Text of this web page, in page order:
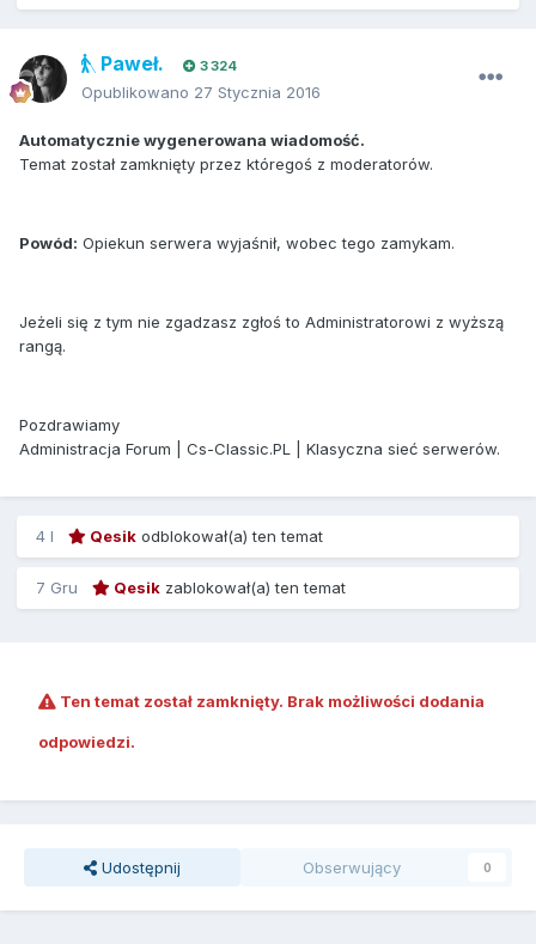
Paweł. 3 324
Opublikowano 27 Stycznia 2016
Automatycznie wygenerowana wiadomość.
Temat został zamknięty przez któregoś z moderatorów.
Powód: Opiekun serwera wyjaśnił, wobec tego zamykam.
Jeżeli się z tym nie zgadzasz zgłoś to Administratorowi z wyższą
rangą.
Pozdrawiamy
Administracja Forum | Cs-Classic.PL | Klasyczna sieć serwerów.
4 l Qesik odblokował(a) ten temat
7 Gru Qesik zablokował(a) ten temat
Ten temat został zamknięty. Brak możliwości dodania
odpowiedzi.
Udostępnij Obserwujący 0